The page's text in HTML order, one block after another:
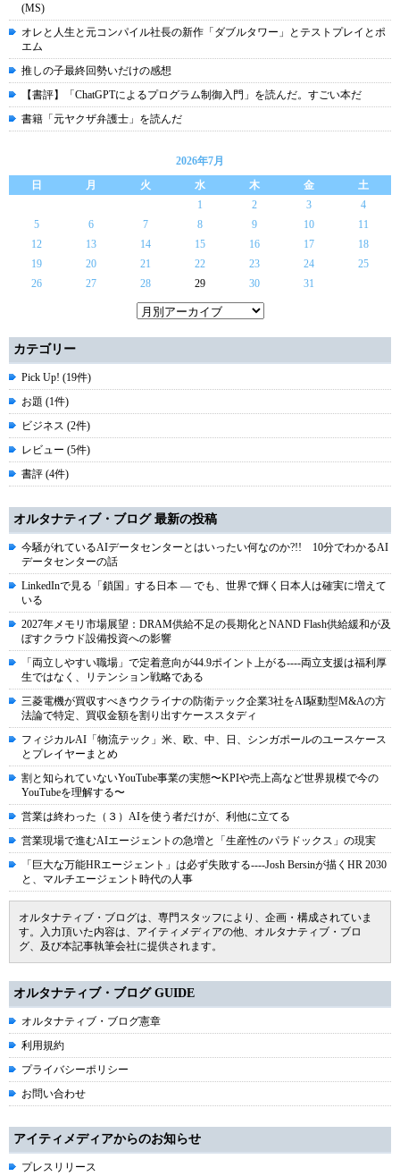
(MS)
オレと人生と元コンパイル社長の新作「ダブルタワー」とテストプレイとポ
エム
推しの子最終回勢いだけの感想
【書評】「ChatGPTによるプログラム制御入門」を読んだ。すごい本だ
書籍「元ヤクザ弁護士」を読んだ
2026年7月
日
月 火 水 木 金
土
1
2 3
4
5
6 7 8 9 10
11
12
13 14 15 16 17
18
19
20 21 22 23 24
25
26
27 28 29 30 31
カテゴリー
Pick Up! (19件)
お題 (1件)
ビジネス (2件)
レビュー (5件)
書評 (4件)
オルタナティブ・ブログ 最新の投稿
今騒がれているAIデータセンターとはいったい何なのか?!! 10分でわかるAI
データセンターの話
LinkedInで見る「鎖国」する日本 ― でも、世界で輝く日本人は確実に増えて
いる
2027年メモリ市場展望：DRAM供給不足の長期化とNAND Flash供給緩和が及
ぼすクラウド設備投資への影響
「両立しやすい職場」で定着意向が44.9ポイント上がる----両立支援は福利厚
生ではなく、リテンション戦略である
三菱電機が買収すべきウクライナの防衛テック企業3社をAI駆動型M&Aの方
法論で特定、買収金額を割り出すケーススタディ
フィジカルAI「物流テック」米、欧、中、日、シンガポールのユースケース
とプレイヤーまとめ
割と知られていないYouTube事業の実態〜KPIや売上高など世界規模で今の
YouTubeを理解する〜
営業は終わった（３）AIを使う者だけが、利他に立てる
営業現場で進むAIエージェントの急増と「生産性のパラドックス」の現実
「巨大な万能HRエージェント」は必ず失敗する----Josh Bersinが描くHR 2030
と、マルチエージェント時代の人事
オルタナティブ・ブログは、専門スタッフにより、企画・構成されていま
す。入力頂いた内容は、アイティメディアの他、オルタナティブ・ブロ
グ、及び本記事執筆会社に提供されます。
オルタナティブ・ブログ GUIDE
オルタナティブ・ブログ憲章
利用規約
プライバシーポリシー
お問い合わせ
アイティメディアからのお知らせ
プレスリリース